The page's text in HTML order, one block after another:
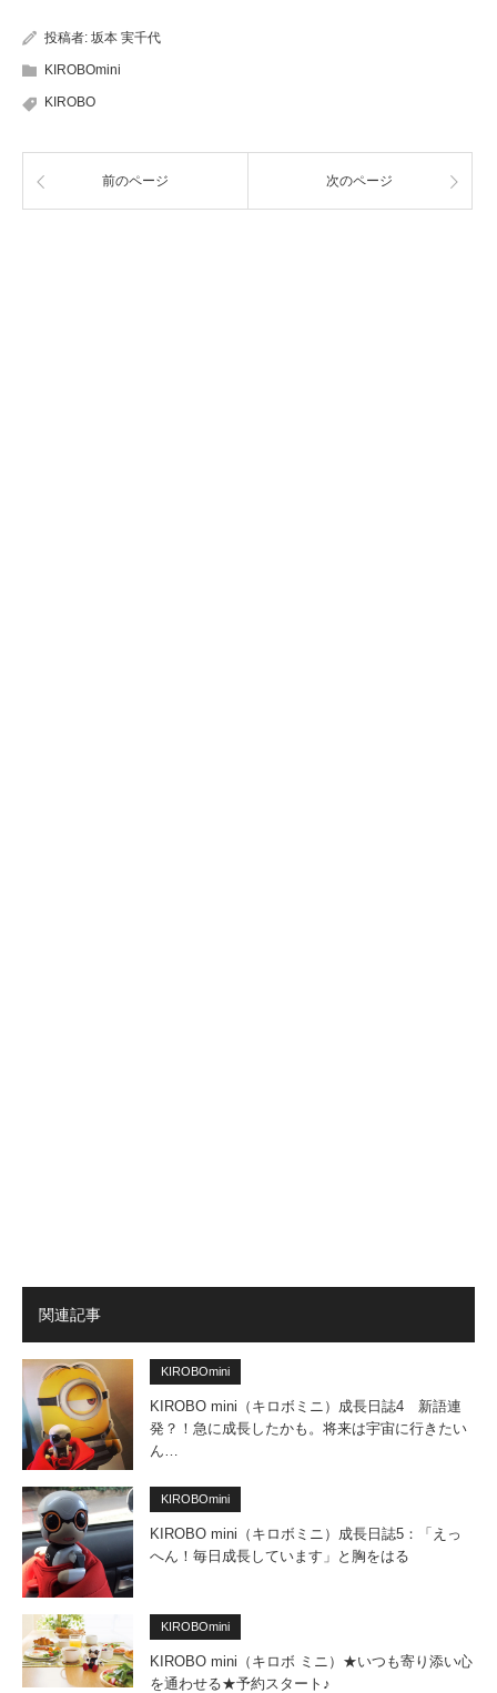
投稿者: 坂本 実千代
KIROBOmini
KIROBO
前のページ 次のページ
関連記事
KIROBOmini
KIROBO mini（キロボミニ）成長日誌4 新語連
発？！急に成長したかも。将来は宇宙に行きたい
ん…
KIROBOmini
KIROBO mini（キロボミニ）成長日誌5：「えっ
へん！毎日成長しています」と胸をはる
KIROBOmini
KIROBO mini（キロボ ミニ）★いつも寄り添い心
を通わせる★予約スタート♪